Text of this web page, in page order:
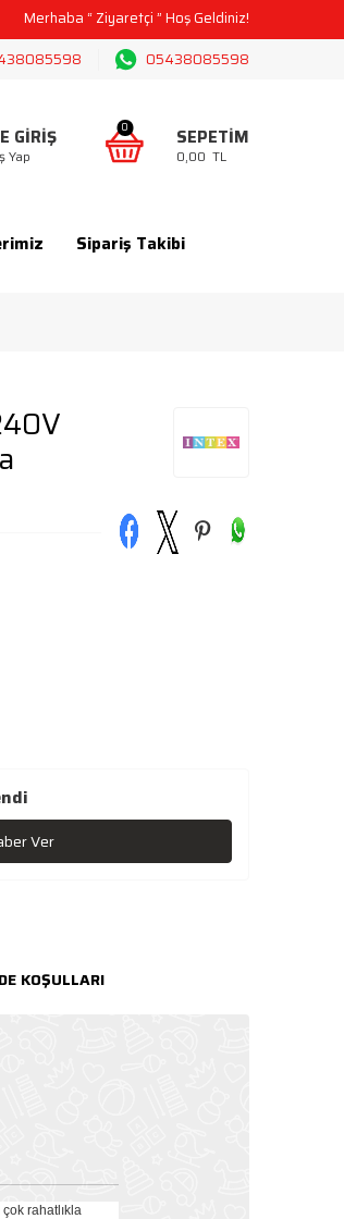
Merhaba “Ziyaretçi” Hoş Geldiniz!
05438085598
GIRIŞ
Yap
0 SEPETIM
0,00 TL
Sipariş Takibi
Ver
KOŞULLARI
rahatlıkla